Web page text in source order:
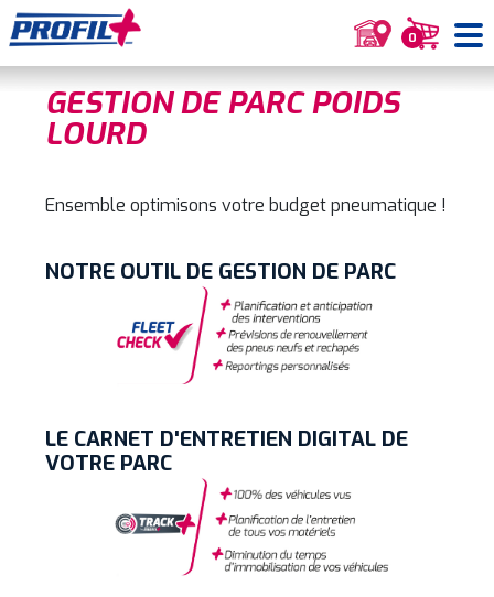
0
GESTION DE PARC POIDS
LOURD
Ensemble optimisons votre budget pneumatique !
NOTRE OUTIL DE GESTION DE PARC
LE CARNET D'ENTRETIEN DIGITAL DE
VOTRE PARC